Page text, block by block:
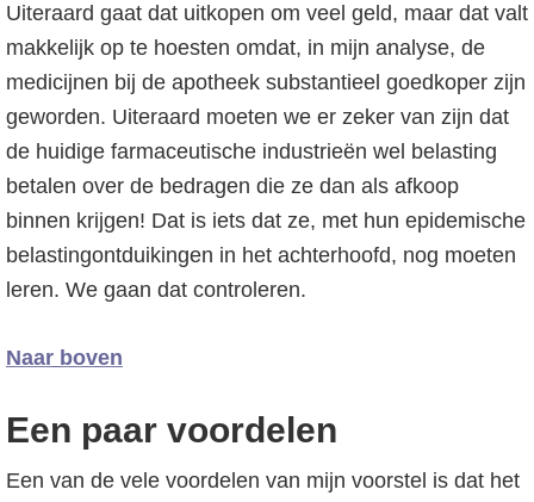
Uiteraard gaat dat uitkopen om veel geld, maar dat valt
makkelijk op te hoesten omdat, in mijn analyse, de
medicijnen bij de apotheek substantieel goedkoper zijn
geworden. Uiteraard moeten we er zeker van zijn dat
de huidige farmaceutische industrieën wel belasting
betalen over de bedragen die ze dan als afkoop
binnen krijgen! Dat is iets dat ze, met hun epidemische
belastingontduikingen in het achterhoofd, nog moeten
leren. We gaan dat controleren.
Naar boven
Een paar voordelen
Een van de vele voordelen van mijn voorstel is dat het